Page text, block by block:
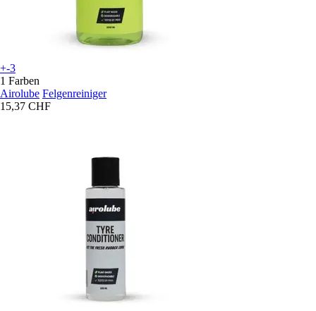
+-3
1 Farben
Airolube Felgenreiniger
15,37 CHF